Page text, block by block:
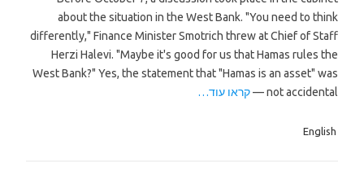
about the situation in the West Bank. "You need to think
differently," Finance Minister Smotrich threw at Chief of Staff
Herzi Halevi. "Maybe it's good for us that Hamas rules the
West Bank?" Yes, the statement that "Hamas is an asset" was
not accidental —
קראו עוד…
English